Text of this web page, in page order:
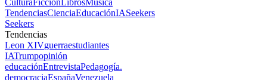
CulturaFicciónLibrosMúsica
TendenciasCienciaEducaciónIASeekers
Seekers
Tendencias
Leon XIVguerraestudiantes
IATrumpopinión
educaciónEntrevistaPedagogía.
democraciaEspañaVenezuela